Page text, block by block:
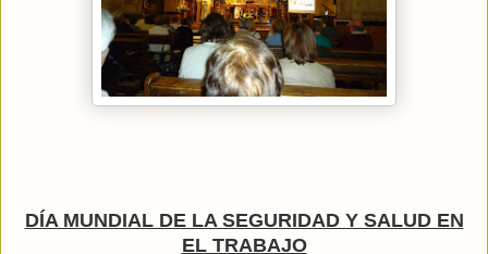
DÍA MUNDIAL DE LA SEGURIDAD Y SALUD EN
EL TRABAJO